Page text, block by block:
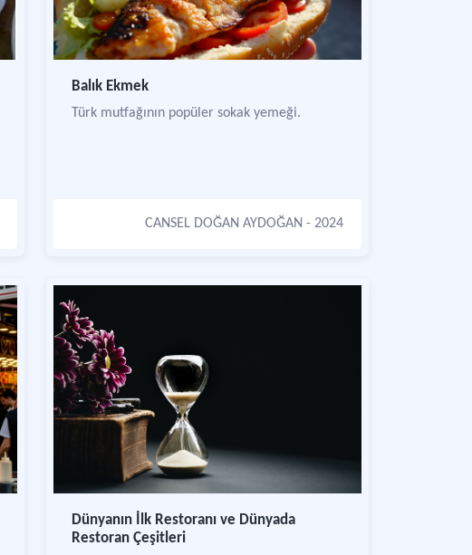
Balık Ekmek
Türk mutfağının popüler sokak yemeği.
CANSEL DOĞAN AYDOĞAN - 2024
Dünyanın İlk Restoranı ve Dünyada
Restoran Çeşitleri